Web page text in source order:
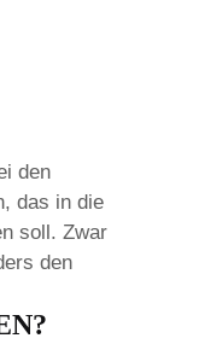
den
das in die
soll. Zwar
den